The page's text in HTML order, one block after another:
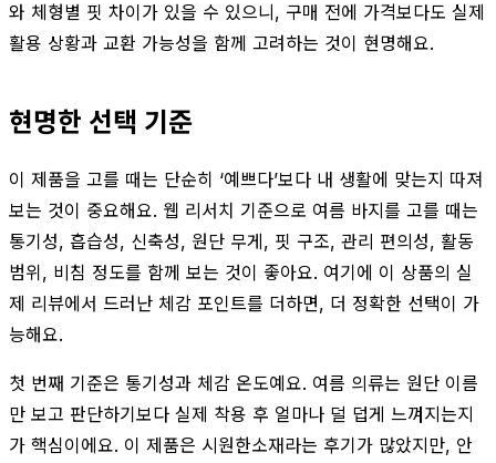
와 체형별 핏 차이가 있을 수 있으니, 구매 전에 가격보다도 실제
활용 상황과 교환 가능성을 함께 고려하는 것이 현명해요.
현명한 선택 기준
이 제품을 고를 때는 단순히 ‘예쁘다’보다 내 생활에 맞는지 따져
보는 것이 중요해요. 웹 리서치 기준으로 여름 바지를 고를 때는
통기성, 흡습성, 신축성, 원단 무게, 핏 구조, 관리 편의성, 활동
범위, 비침 정도를 함께 보는 것이 좋아요. 여기에 이 상품의 실
제 리뷰에서 드러난 체감 포인트를 더하면, 더 정확한 선택이 가
능해요.
첫 번째 기준은 통기성과 체감 온도예요. 여름 의류는 원단 이름
만 보고 판단하기보다 실제 착용 후 얼마나 덜 덥게 느껴지는지
가 핵심이에요. 이 제품은 시원한소재라는 후기가 많았지만, 안